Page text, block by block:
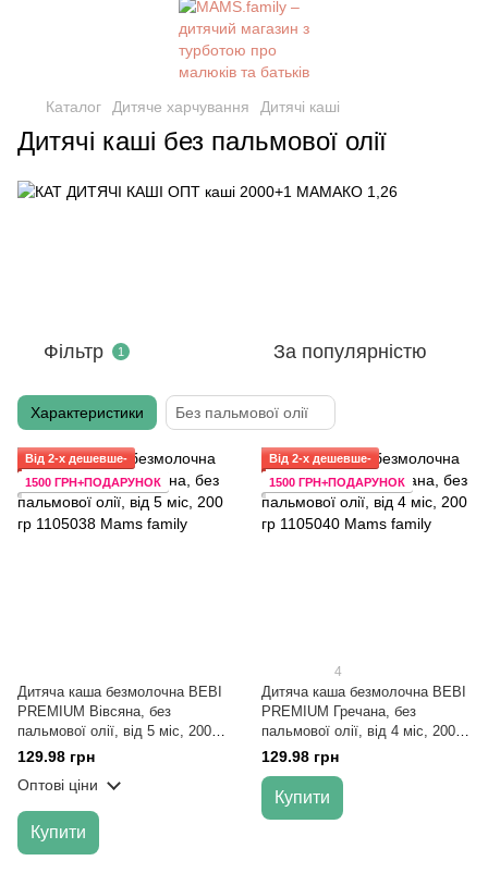
Каталог Дитяче харчування Дитячі каші
Дитячі каші без пальмової олії
Фільтр 1 За популярністю
Характеристики Без пальмової олії
Від 2-х дешевше-
1500 ГРН+ПОДАРУНОК
Дитяча каша безмолочна BEBI
PREMIUM Вівсяна, без
пальмової олії, від 5 міс, 200
гр
129.98 грн
Оптові ціни
Купити
Від 2-х дешевше-
1500 ГРН+ПОДАРУНОК
4
Дитяча каша безмолочна BEBI
PREMIUM Гречана, без
пальмової олії, від 4 міс, 200
гр
129.98 грн
Купити